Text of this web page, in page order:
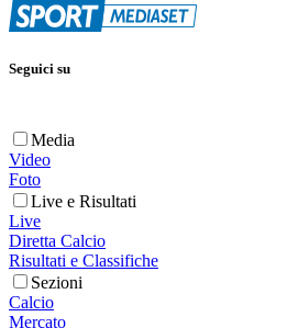
Seguici su
Media
Video
Foto
Live e Risultati
Live
Diretta Calcio
Risultati e Classifiche
Sezioni
Calcio
Mercato